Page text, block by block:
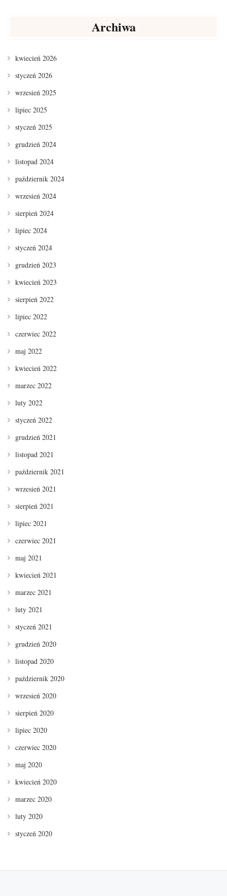
Archiwa
kwiecień 2026
styczeń 2026
wrzesień 2025
lipiec 2025
styczeń 2025
grudzień 2024
listopad 2024
październik 2024
wrzesień 2024
sierpień 2024
lipiec 2024
styczeń 2024
grudzień 2023
kwiecień 2023
sierpień 2022
lipiec 2022
czerwiec 2022
maj 2022
kwiecień 2022
marzec 2022
luty 2022
styczeń 2022
grudzień 2021
listopad 2021
październik 2021
wrzesień 2021
sierpień 2021
lipiec 2021
czerwiec 2021
maj 2021
kwiecień 2021
marzec 2021
luty 2021
styczeń 2021
grudzień 2020
listopad 2020
październik 2020
wrzesień 2020
sierpień 2020
lipiec 2020
czerwiec 2020
maj 2020
kwiecień 2020
marzec 2020
luty 2020
styczeń 2020